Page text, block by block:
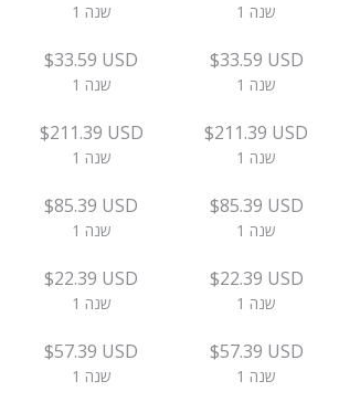
1 שנה 1 שנה
$33.59 USD
1 שנה
$33.59 USD
1 שנה
$211.39 USD
1 שנה
$211.39 USD
1 שנה
$85.39 USD
1 שנה
$85.39 USD
1 שנה
$22.39 USD
1 שנה
$22.39 USD
1 שנה
$57.39 USD
1 שנה
$57.39 USD
1 שנה